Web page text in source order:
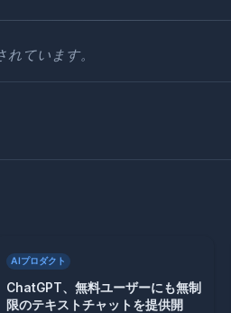
ています。
AIプロダクト
ChatGPT、無料ユーザーにも無制
限のテキストチャットを提供開